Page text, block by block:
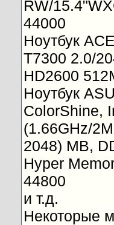
RW/
44000
Ноутбук
T7300 2.0/
HD2600
Ноутбук
ColorShine,
(1.66GHz/
2048) MB,
Hyper
44800
и т.д.
Некоторые